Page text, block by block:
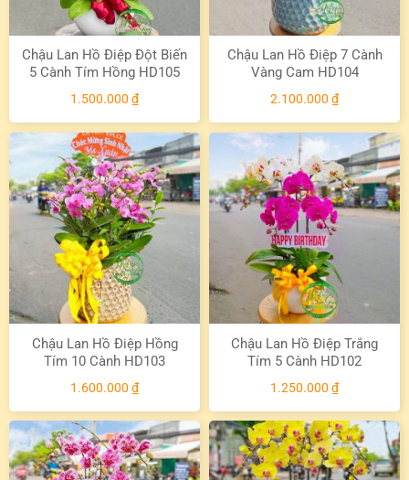
Chậu Lan Hồ Điệp Đột Biến
5 Cành Tím Hồng HD105
1.500.000 ₫
Chậu Lan Hồ Điệp 7 Cành
Vàng Cam HD104
2.100.000 ₫
Chậu Lan Hồ Điệp Hồng
Tím 10 Cành HD103
1.600.000 ₫
Chậu Lan Hồ Điệp Trắng
Tím 5 Cành HD102
1.250.000 ₫